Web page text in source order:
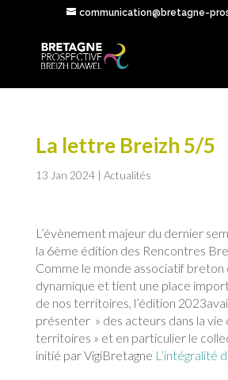
communication@bretagne-
La lettre Breizh 5/5
13 Jan 2024| Actualités
L’évènement majeur du dernier
la 6ème édition des Rencontres
Comme le monde associatif breton
dynamique et tient une place
de nos territoires, l’édition
présenter » des acteurs dans la vie
territoires » et en particulier le
initié par VigiBretagne L’intégralité